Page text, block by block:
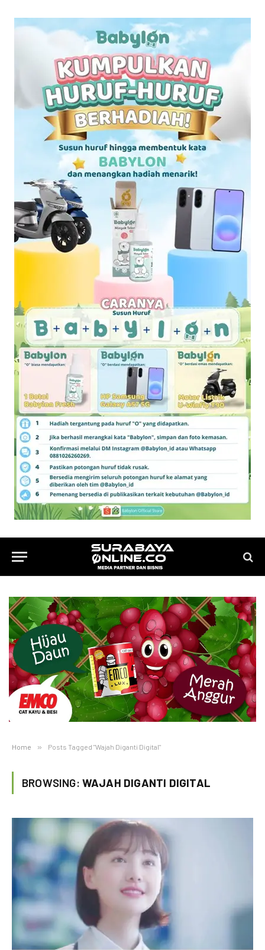
Home » Posts Tagged "Wajah Diganti Digital"
BROWSING: WAJAH DIGANTI DIGITAL